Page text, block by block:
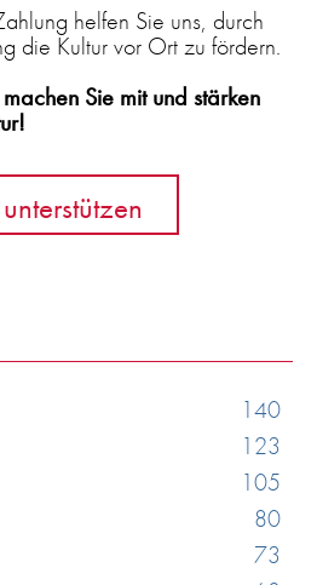
helfen Sie uns, durch
die Kultur vor Ort zu fördern.
Sie mit und stärken
140
123
105
80
73